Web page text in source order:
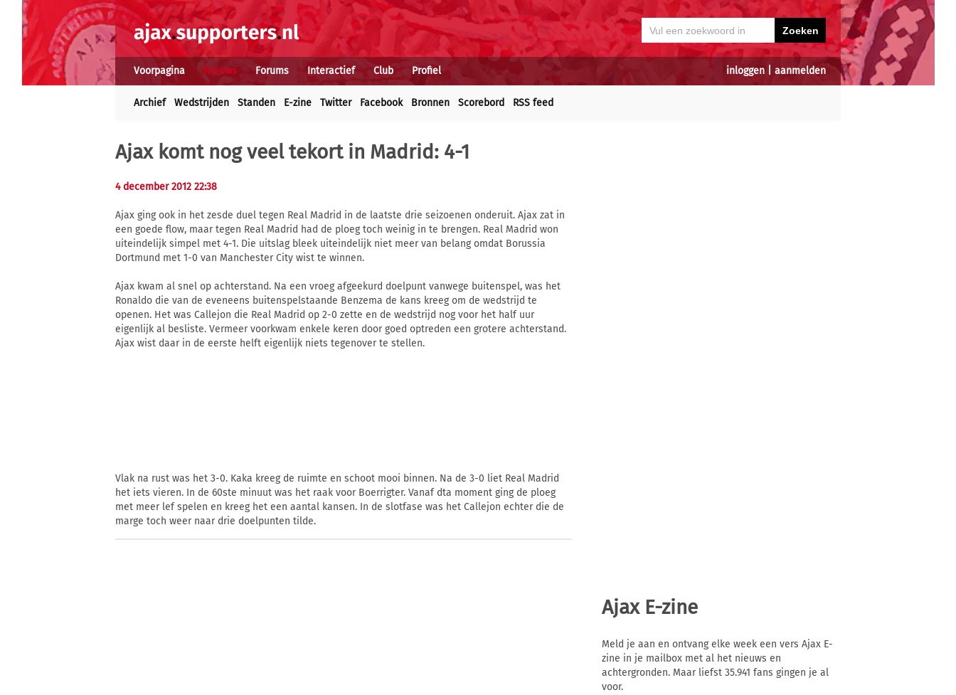
inloggen aanmelden
Voorpagina Nieuws Forums Interactief Club Profiel
Archief Wedstrijden Standen E-zine Twitter Facebook Bronnen Scorebord RSS feed
Ajax komt nog veel tekort in Madrid: 4-1
4 december 2012 22:38
Ajax ging ook in het zesde duel tegen Real Madrid in de laatste drie seizoenen onderuit. Ajax zat in
een goede flow, maar tegen Real Madrid had de ploeg toch weinig in te brengen. Real Madrid won
uiteindelijk simpel met 4-1. Die uitslag bleek uiteindelijk niet meer van belang omdat Borussia
Dortmund met 1-0 van Manchester City wist te winnen.
Ajax kwam al snel op achterstand. Na een vroeg afgeekurd doelpunt vanwege buitenspel, was het
Ronaldo die van de eveneens buitenspelstaande Benzema de kans kreeg om de wedstrijd te
openen. Het was Callejon die Real Madrid op 2-0 zette en de wedstrijd nog voor het half uur
eigenlijk al besliste. Vermeer voorkwam enkele keren door goed optreden een grotere achterstand.
Ajax wist daar in de eerste helft eigenlijk niets tegenover te stellen.
Vlak na rust was het 3-0. Kaka kreeg de ruimte en schoot mooi binnen. Na de 3-0 liet Real Madrid
het iets vieren. In de 60ste minuut was het raak voor Boerrigter. Vanaf dta moment ging de ploeg
met meer lef spelen en kreeg het een aantal kansen. In de slotfase was het Callejon echter die de
marge toch weer naar drie doelpunten tilde.
Ajax E-zine
Meld je aan en ontvang elke week een vers Ajax E-
zine in je mailbox met al het nieuws en
achtergronden. Maar liefst 35.941 fans gingen je al
voor.